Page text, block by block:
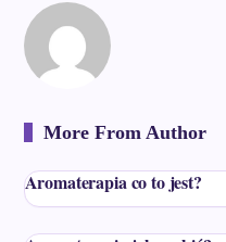
More From Author
Aromaterapia co to jest?